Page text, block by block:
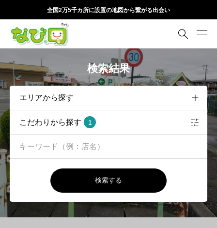
全国2万5千カ所に設置の地図から繋がる出会い

検索結果
こだわりから探す 1
検索する